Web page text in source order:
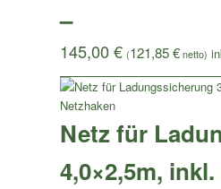
–
145,00€ (121,85€netto)
Netz für
4,0×2,5m,